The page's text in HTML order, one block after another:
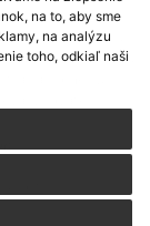
na to, aby sme
na analýzu
toho, odkiaľ naši
s využitím RSS
,web portál
domény